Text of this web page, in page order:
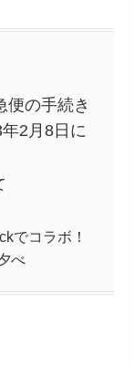
便の手続き
2月8日に
でコラボ！
べ